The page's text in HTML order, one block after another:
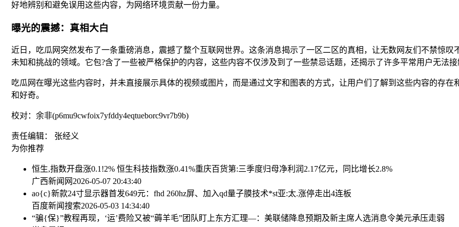
好地辨别和避免误用这些内容，为网络环境贡献一份力量。
曝光的震撼：真相大白
近日，吃瓜网突然发布了一条重磅消息，震撼了整个互联网世界。这条消息揭示了一区二区的真相，让无数网友们不禁惊
未知和挑战的领域。它包?含了一些被严格保护的内容，这些内容不仅涉及到了一些禁忌话题，还揭示了许多平常用户无法接
吃瓜网在曝光这些内容时，并未直接展示具体的视频或图片，而是通过文字和图表的方式，让用户们了解到这些内容的存
和好奇。
校对：余非(p6mu9cwfoix7yfddy4eqtueborc9vr7b9b)
责任编辑： 张经义
为你推荐
恒生,指数开盘涨0.1!2% 恒生科技指数涨0.41%重庆百货第:三季度归母净利润2.17亿元，同比增长2.8%
广西新闻网2026-05-07 20:43:40
ao{c}新款24寸显示器首发649元：fhd 260hz屏、加入qd量子膜技术*st亚:太.涨停走出4连板
百度新闻搜索2026-05-03 14:34:40
“骗{保}”教程再现，‘运’费险又被“薅羊毛”团队盯上东方汇理—：美联储降息预期及新主席人选消息令美元承压走弱